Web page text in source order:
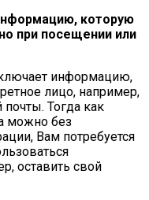
которую
при посещении или
информацию,
лицо, например,
Тогда как
можно без
Вам потребуется
оставить свой